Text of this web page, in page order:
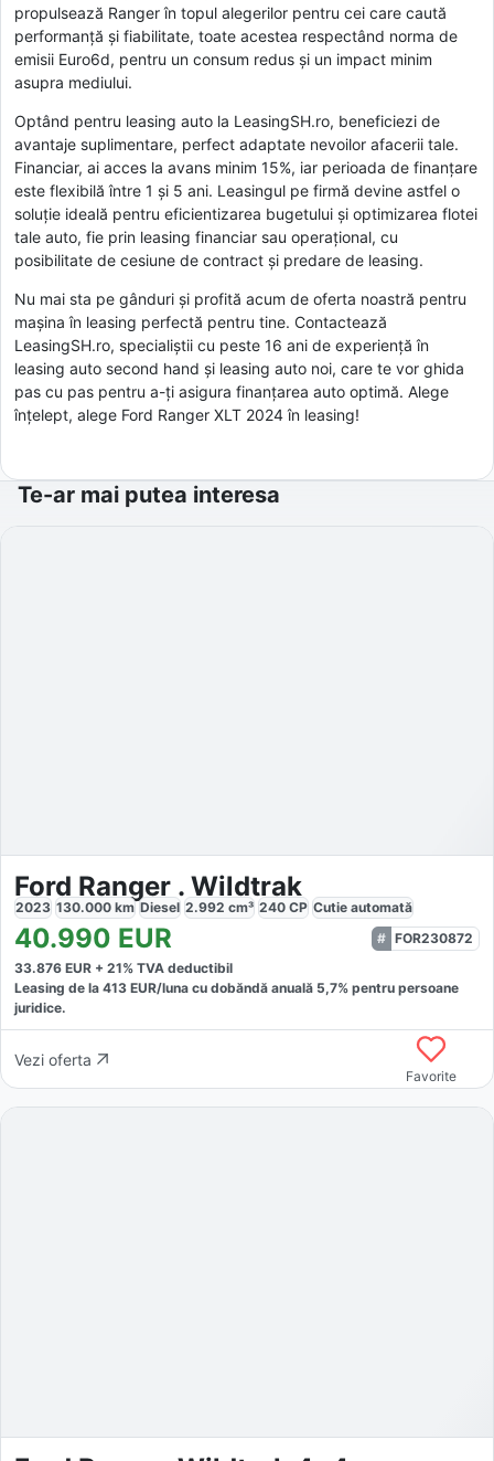
propulsează Ranger în topul alegerilor pentru cei care caută
performanță și fiabilitate, toate acestea respectând norma de
emisii Euro6d, pentru un consum redus și un impact minim
asupra mediului.
Optând pentru leasing auto la LeasingSH.ro, beneficiezi de
avantaje suplimentare, perfect adaptate nevoilor afacerii tale.
Financiar, ai acces la avans minim 15%, iar perioada de finanțare
este flexibilă între 1 și 5 ani. Leasingul pe firmă devine astfel o
soluție ideală pentru eficientizarea bugetului și optimizarea flotei
tale auto, fie prin leasing financiar sau operațional, cu
posibilitate de cesiune de contract și predare de leasing.
Nu mai sta pe gânduri și profită acum de oferta noastră pentru
mașina în leasing perfectă pentru tine. Contactează
LeasingSH.ro, specialiștii cu peste 16 ani de experiență în
leasing auto second hand și leasing auto noi, care te vor ghida
pas cu pas pentru a-ți asigura finanțarea auto optimă. Alege
înțelept, alege Ford Ranger XLT 2024 în leasing!
Te-ar mai putea interesa
Ford Ranger . Wildtrak
2023 130.000 km Diesel 2.992 cm³ 240 CP Cutie automată
40.990 EUR
FOR230872
33.876 EUR + 21% TVA deductibil
Leasing de la 413 EUR/luna cu dobăndă anuală 5,7% pentru persoane
juridice.
Vezi oferta
Favorite